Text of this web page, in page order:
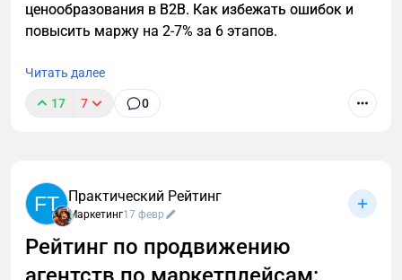
ценообразования в B2B. Как избежать ошибок и
повысить маржу на 2-7% за 6 этапов.
Читать далее
17 7 0
FT Практический Рейтинг
Маркетинг17 февр
Рейтинг по продвижению